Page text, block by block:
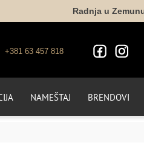
Radnja u
+381 63 457 818
NAMEŠTAJ BRENDOVI